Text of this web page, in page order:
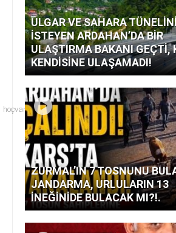
hoçvan İstanbul köprülü Magazin
ULGAR VE SAHARA
İSTEYEN ARDAHAN’DA BİR
ULAŞTIRMA BAKANI GEÇTİ,
KENDİSİNE ULAŞAMADI!
ZURMAL’IN 7 TOSNUNU
JANDARMA, URLULARIN 13
İNEĞİNİDE BULACAK MI?!.